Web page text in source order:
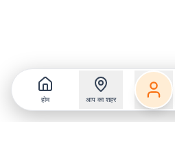
होम आप का शहर